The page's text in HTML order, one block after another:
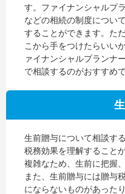
す。ファイナンシャルプ
などの相続の制度につい
することができます。た
こから手をつけたらいい
ァイナンシャルプランナ
で相談するのがおすすめで
生前贈与について相談す
税務効果を理解すること
複雑なため、生前に把握
また、生前贈与には贈与
にならないものがあった